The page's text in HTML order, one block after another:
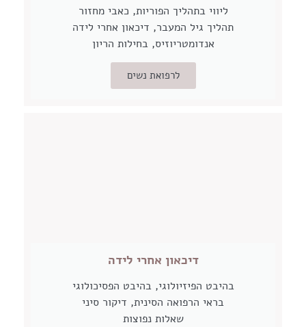
ליווי בתהליך הפוריות, כאבי מחזור
תהליך גיל המעבר, דיכאון אחרי לידה
אנדומטריוזיס, בחילות הריון
לרפואת נשים
דיכאון אחרי לידה
בהיבט הפיזיולוגי, בהיבט הפסיכולוגי
בראי הרפואה הסינית, דיקור סיני
שאלות נפוצות